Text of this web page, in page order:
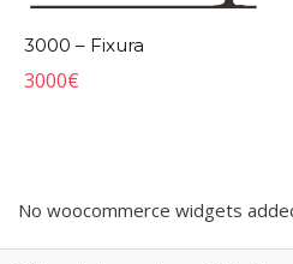
3000 – Fixura
3000€
No woocommerce widgets